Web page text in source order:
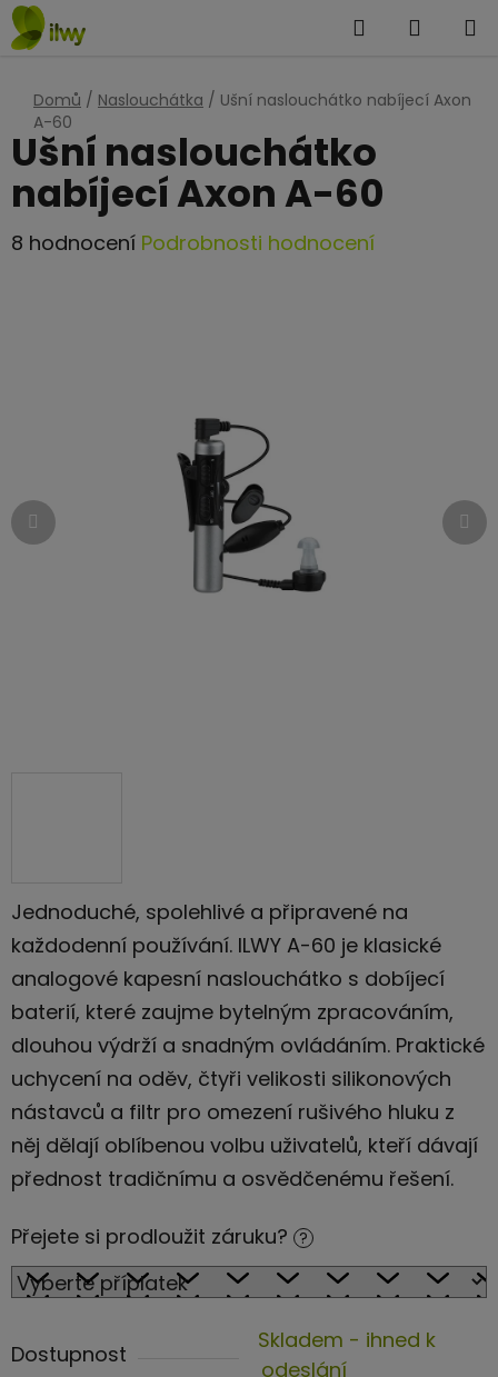
Přejít
na
Hledat
Domů / Naslouchátka / Ušní naslouchátko nabíjecí Axon
A-60
Jednoduché, spolehlivé a připravené na
každodenní používání. ILWY A-60 je klasické
analogové kapesní naslouchátko s dobíjecí
baterií, které zaujme bytelným zpracováním,
dlouhou výdrží a snadným ovládáním. Praktické
uchycení na oděv, čtyři velikosti silikonových
nástavců a filtr pro omezení rušivého hluku z
něj dělají oblíbenou volbu uživatelů, kteří dávají
přednost tradičnímu a osvědčenému řešení.
Přejete si prodloužit záruku? ?
Dostupnost
Skladem - ihned k
odeslání
Ušní naslouchátko
nabíjecí Axon A-60
Průměrné
8 hodnocení Podrobnosti hodnocení